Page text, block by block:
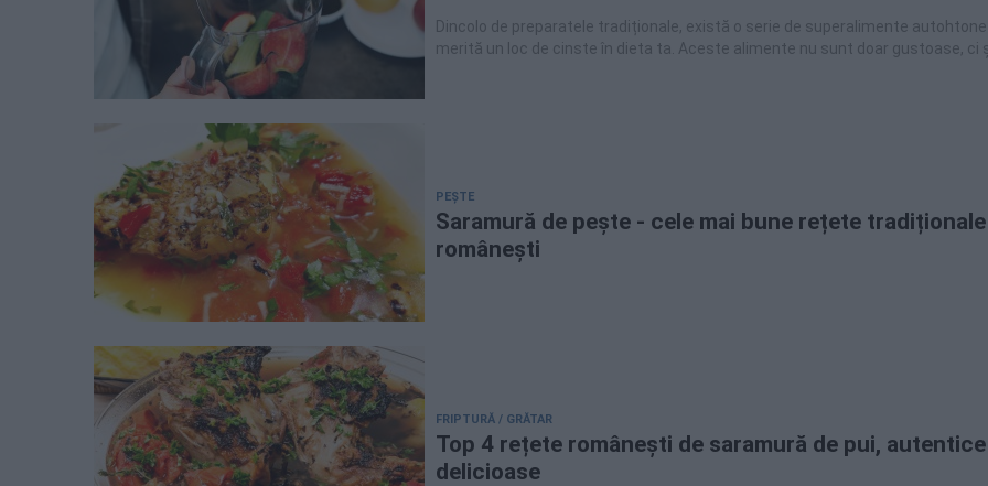
Dincolo de preparatele tradiționale, există o serie de superalimente
merită un loc de cinste în dieta ta. Aceste alimente nu sunt doar gustoase, ci
PEȘTE
Saramură de pește - cele mai bune rețete tradiționale
românești
FRIPTURĂ / GRĂTAR
Top 4 rețete românești de saramură de pui,
delicioase